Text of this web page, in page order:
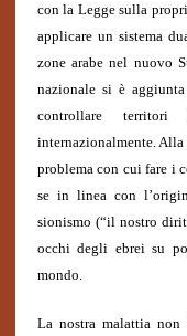
con la Legge sulla
applicare un sistema
zone arabe nel nuovo
nazionale si è
controllare
internazionalmente. Alla
problema con cui fare i
se in linea con
sionismo (“il nostro
occhi degli ebrei su
mondo.
La nostra malattia